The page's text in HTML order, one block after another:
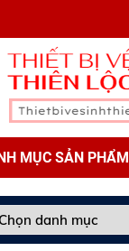
MỤC SẢN PHẨM